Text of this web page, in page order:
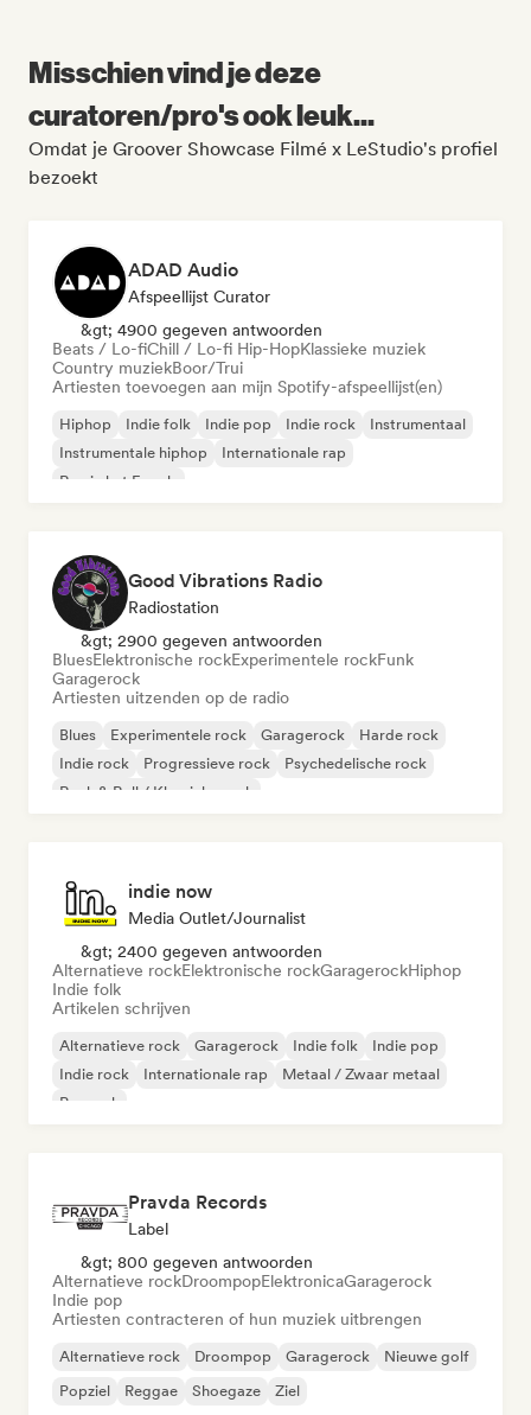
Misschien vind je deze
curatoren/pro's ook leuk...
Omdat je Groover Showcase Filmé x LeStudio's profiel
bezoekt
ADAD Audio
Afspeellijst Curator
&gt; 4900 gegeven antwoorden
Beats / Lo-fiChill / Lo-fi Hip-HopKlassieke muziek
Country muziekBoor/Trui
Artiesten toevoegen aan mijn Spotify-afspeellijst(en)
Hiphop Indie folk Indie pop Indie rock
Instrumentaal
Instrumentale hiphop
Internationale rap
Rap in het Engels
Good Vibrations Radio
Radiostation
&gt; 2900 gegeven antwoorden
BluesElektronische rockExperimentele rockFunk
Garagerock
Artiesten uitzenden op de radio
Blues Experimentele rock Garagerock
Harde rock
Indie rock
Progressieve rock
Psychedelische rock
Rock & Roll / Klassieke rock
indie now
Media Outlet/Journalist
&gt; 2400 gegeven antwoorden
Alternatieve rockElektronische rockGaragerockHiphop
Indie folk
Artikelen schrijven
Alternatieve rock Garagerock Indie folk
Indie pop
Indie rock
Internationale rap
Metaal / Zwaar metaal
Poprock
Pravda Records
Label
&gt; 800 gegeven antwoorden
Alternatieve rockDroompopElektronicaGaragerock
Indie pop
Artiesten contracteren of hun muziek uitbrengen
Alternatieve rock Droompop Garagerock
Nieuwe golf
Popziel
Reggae Shoegaze Ziel